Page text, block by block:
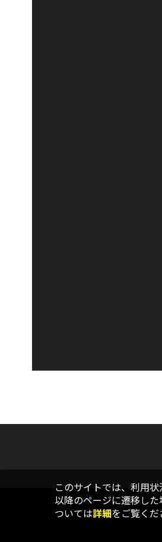
このサイトでは、利用
以降のページに遷移し
ついては詳細をご覧くだ